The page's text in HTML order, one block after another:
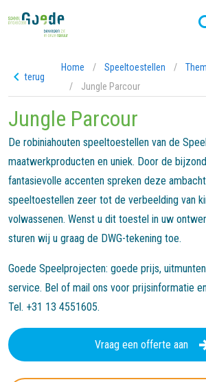
terug
Home / Speeltoestellen /
/
Jungle Parcour
Jungle Parcour
De robiniahouten speeltoestellen van de
maatwerkproducten en uniek. Door de
fantasievolle accenten spreken deze
speeltoestellen zeer tot de verbeelding van
volwassenen. Wenst u dit toestel in uw
sturen wij u graag de DWG-tekening toe.
Goede Speelprojecten: goede prijs,
service. Bel of mail ons voor prijsinformatie
Tel. +31 13 4551605.
Vraag een offerte aan